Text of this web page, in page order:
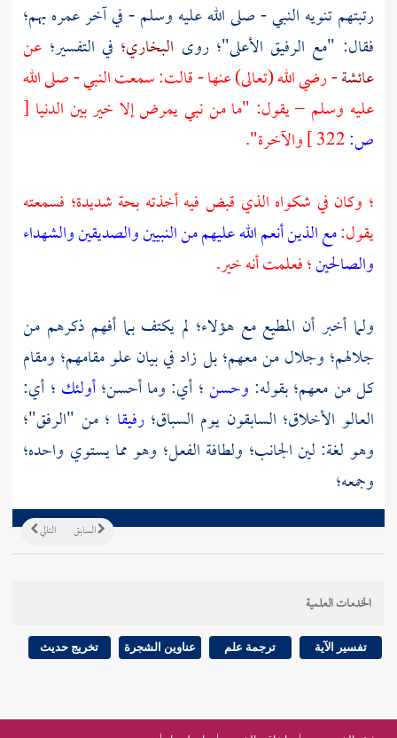
رتبتهم تنويه النبي - صلى الله عليه وسلم - في آخر عمره بهم؛
فقال: "مع الرفيق الأعلى"؛ روى البخاري؛ في التفسير؛ عن
عائشة- رضي الله (تعالى) عنها - قالت: سمعت النبي - صلى الله
عليه وسلم – يقول: "ما من نبي يمرض إلا خير بين الدنيا [
ص:
والآخرة".
؛ وكان في شكواه الذي قبض فيه أخذته بحة شديدة؛ فسمعته
يقول:مع الذين أنعم الله عليهم من النبيين والصديقين والشهداء
والصالحين؛ فعلمت أنه خير.
ولما أخبر أن المطيع مع هؤلاء؛ لم يكتف بما أفهم ذكرهم من
جلالهم؛ وجلال من معهم؛ بل زاد في بيان علو مقامهم؛ ومقام
كل من معهم؛ بقوله: وحسن؛ أي: وما أحسن؛أولئك ؛ أي:
العالو الأخلاق؛ السابقون يوم السباق؛رفيقا ؛ من "الرفق"؛
وهو لغة: لين الجانب؛ ولطافة الفعل؛ وهو مما يستوي واحده؛
وجمعه؛
التالي السابق
الخدمات العلمية
تفسير الآية ترجمة علم عناوين الشجرة تخريج حديث